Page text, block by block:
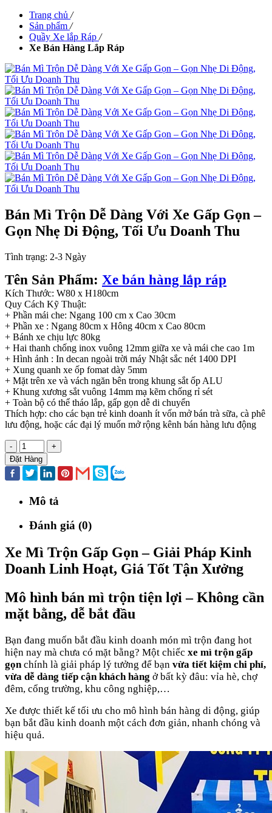
Trang chủ /
Sản phẩm /
Quầy Xe lắp Ráp /
Xe Bán Hàng Lắp Ráp
Bán Mì Trộn Dễ Dàng Với Xe Gấp Gọn –
Gọn Nhẹ Di Động, Tối Ưu Doanh Thu
Tình trạng: 2-3 Ngày
Tên Sản Phẩm: Xe bán hàng lắp ráp
Kích Thước: W80 x H180cm
Quy Cách Kỹ Thuật:
+ Phần mái che: Ngang 100 cm x Cao 30cm
+ Phần xe : Ngang 80cm x Hông 40cm x Cao 80cm
+ Bánh xe chịu lực 80kg
+ Hai thanh chống inox vuông 12mm giữa xe và mái che cao 1m
+ Hình ảnh : In decan ngoài trời máy Nhật sắc nét 1400 DPI
+ Xung quanh xe ốp fomat dày 5mm
+ Mặt trên xe và vách ngăn bên trong khung sắt ốp ALU
+ Khung xương sắt vuông 14mm mạ kẽm chống rỉ sét
+ Toàn bộ có thể tháo lắp, gấp gọn dễ di chuyển
Thích hợp: cho các bạn trẻ kinh doanh ít vốn mở bán trà sữa, cà phê
lưu động, hoặc các đại lý muốn mở rộng kênh bán hàng lưu động
-
+
Đặt Hàng
Mô tả
Đánh giá (0)
Xe Mì Trộn Gấp Gọn – Giải Pháp Kinh
Doanh Linh Hoạt, Giá Tốt Tận Xưởng
Mô hình bán mì trộn tiện lợi – Không cần
mặt bằng, dễ bắt đầu
Bạn đang muốn bắt đầu kinh doanh món mì trộn đang hot
hiện nay mà chưa có mặt bằng? Một chiếc xe mì trộn gấp
gọnchính là giải pháp lý tưởng để bạn vừa tiết kiệm chi phí,
vừa dễ dàng tiếp cận khách hàng ở bất kỳ đâu: vỉa hè, chợ
đêm, cổng trường, khu công nghiệp,…
Xe được thiết kế tối ưu cho mô hình bán hàng di động, giúp
bạn bắt đầu kinh doanh một cách đơn giản, nhanh chóng và
hiệu quả.